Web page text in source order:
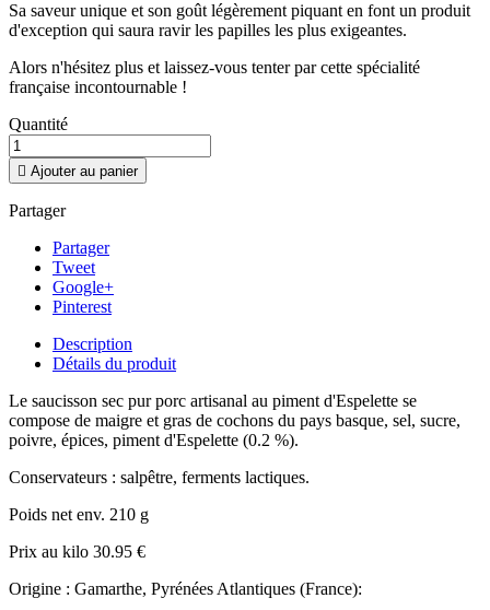
Sa saveur unique et son goût légèrement piquant en font un produit
d'exception qui saura ravir les papilles les plus exigeantes.
Alors n'hésitez plus et laissez-vous tenter par cette spécialité
française incontournable !
Quantité
 Ajouter au panier
Partager
Partager
Tweet
Google+
Pinterest
Description
Détails du produit
Le saucisson sec pur porc artisanal au piment d'Espelette se
compose de maigre et gras de cochons du pays basque, sel, sucre,
poivre, épices, piment d'Espelette (0.2 %).
Conservateurs : salpêtre, ferments lactiques.
Poids net env. 210 g
Prix au kilo 30.95 €
Origine : Gamarthe, Pyrénées Atlantiques (France):